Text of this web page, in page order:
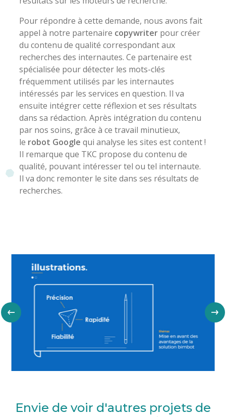
Pour répondre à cette demande, nous avons fait
appel à notre partenaire copywriter pour créer
du contenu de qualité correspondant aux
recherches des internautes. Ce partenaire est
spécialisée pour détecter les mots-clés
fréquemment utilisés par les internautes
intéressés par les services en question. Il va
ensuite intégrer cette réflexion et ses résultats
dans sa rédaction. Après intégration du contenu
par nos soins, grâce à ce travail minutieux,
le robot Google qui analyse les sites est content !
Il remarque que TKC propose du contenu de
qualité, pouvant intéresser tel ou tel internaute.
Il va donc remonter le site dans ses résultats de
recherches.
Envie de voir d'autres projets de